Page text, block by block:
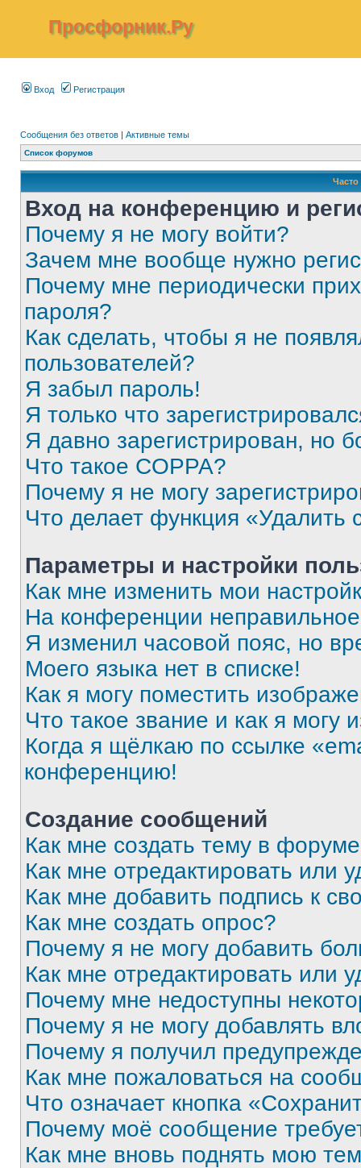
Просфорник.Ру
Вход Регистрация
Сообщения без ответов | Активные темы
Список форумов
Вход на конференцию и
Почему я не могу войти?
Зачем мне вообще нужно
Почему мне периодически
пароля?
Как сделать, чтобы я не
пользователей?
Я забыл пароль!
Я только что
Я давно зарегистрирован, но
Что такое COPPA?
Почему я не могу
Что делает функция «Удалить
Параметры и настройки
Как мне изменить мои
На конференции
Я изменил часовой пояс, но
Моего языка нет в списке!
Как я могу поместить
Что такое звание и как я могу
Когда я щёлкаю по ссылке
конференцию!
Создание сообщений
Как мне создать тему в
Как мне отредактировать или
Как мне добавить подпись к
Как мне создать опрос?
Почему я не могу добавить
Как мне отредактировать или
Почему мне недоступны
Почему я не могу добавлять
Почему я получил
Как мне пожаловаться на
Что означает кнопка
Почему моё сообщение
Как мне вновь поднять мою